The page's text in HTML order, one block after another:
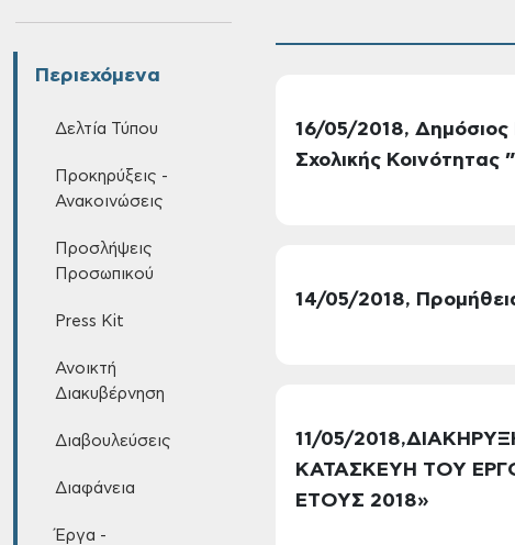
Περιεχόμενα
Δελτία Τύπου
Προκηρύξεις -
Ανακοινώσεις
Προσλήψεις
Προσωπικού
Press Kit
Ανοικτή
Διακυβέρνηση
Διαβουλεύσεις
Διαφάνεια
Έργα -
16/05/2018, Δημόσιος
Σχολικής
14/05/2018,
11/05/
ΚΑΤΑΣΚΕΥΗ ΤΟΥ
ΕΤΟΥΣ 2018»